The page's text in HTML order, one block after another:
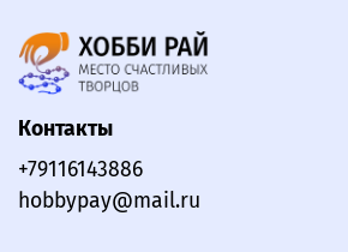
Контакты
+79116143886
hobbypay@mail.ru